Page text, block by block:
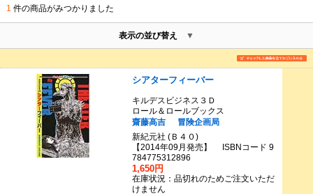
1 件の商品がみつかりました
表示の並び替え
シアターフィーバー
キルデスビジネス３Ｄ
ロール＆ロールブックス
齋藤高吉
冒険企画局
新紀元社 (Ｂ４０)
【2014年09月発売】 ISBNコード 9
784775312896
1,650円
在庫状況：品切れのためご注文いただ
けません